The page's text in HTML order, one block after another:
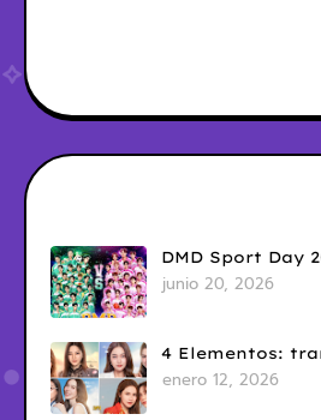
DMD Sport Day
junio 20, 2026
4 Elementos:
enero 12, 2026